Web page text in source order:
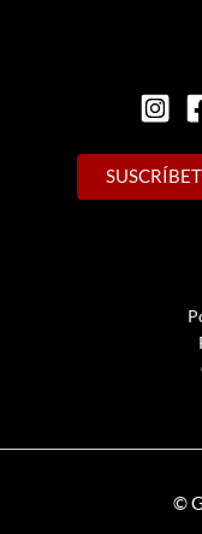
©